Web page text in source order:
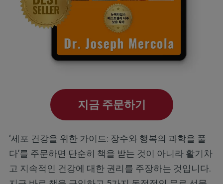
지금 주문하기
‘세포 건강을 위한 가이드: 장수와 행복의 과학을 풀
다’를 주문하면 단순히 책을 받는 것이 아니라 활기차
고 지속적인 건강에 대한 권리를 주장하는 것입니다.